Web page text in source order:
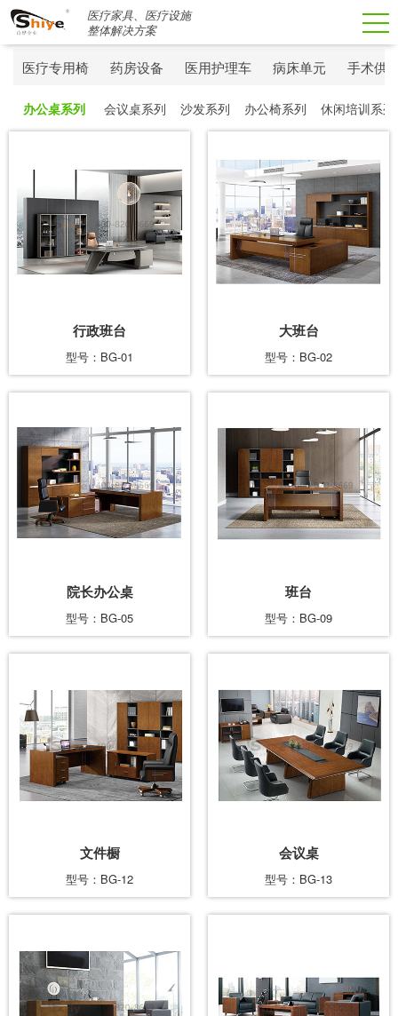
医疗家具、医疗设施
整体解决方案
搜索
医疗专用椅 药房设备 医用护理车 病床单元 手术供
办公桌系列 会议桌系列 沙发系列 办公椅系列 休闲培训系列
行政班台
型号：BG-01
大班台
型号：BG-02
院长办公桌
型号：BG-05
班台
型号：BG-09
文件橱
型号：BG-12
会议桌
型号：BG-13